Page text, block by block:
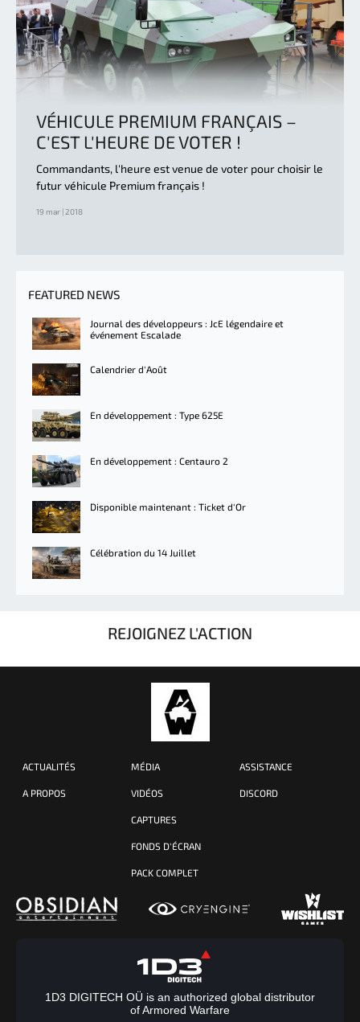
VÉHICULE PREMIUM FRANÇAIS –
C'EST L'HEURE DE VOTER !
Commandants, l'heure est venue de voter pour choisir le
futur véhicule Premium français !
19 mar | 2018
FEATURED NEWS
Journal des développeurs : JcE légendaire et
événement Escalade
Calendrier d'Août
En développement : Type 625E
En développement : Centauro 2
Disponible maintenant : Ticket d'Or
Célébration du 14 Juillet
REJOIGNEZ L'ACTION
ACTUALITÉS
A PROPOS
MÉDIA
VIDÉOS
CAPTURES
FONDS D'ÉCRAN
PACK COMPLET
ASSISTANCE
DISCORD
1D3 DIGITECH OÜ is an authorized global distributor
of Armored Warfare